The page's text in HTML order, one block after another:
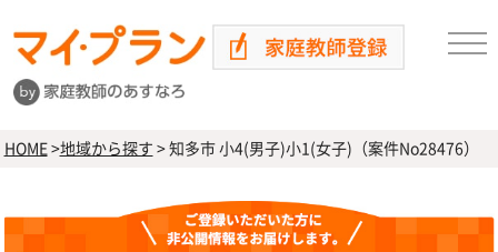
HOME>地域から探す >知多市 小4(男子)小1(女子)（案件No28476）